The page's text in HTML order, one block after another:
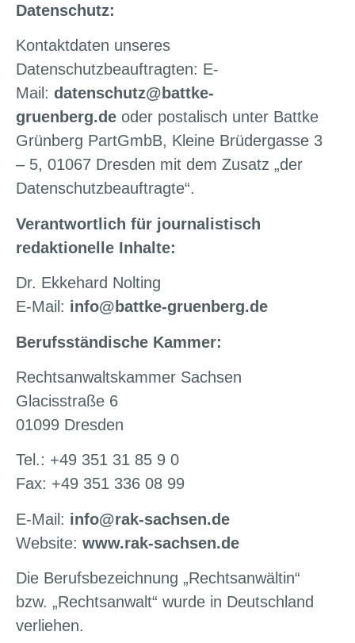
Datenschutz:
Kontaktdaten unseres
Datenschutzbeauftragten: E-
Mail: datenschutz@battke-
gruenberg.de oder postalisch unter Battke
Grünberg PartGmbB, Kleine Brüdergasse 3
– 5, 01067 Dresden mit dem Zusatz „der
Datenschutzbeauftragte“.
Verantwortlich für journalistisch
redaktionelle Inhalte:
Dr. Ekkehard Nolting
E-Mail: info@battke-gruenberg.de
Berufsständische Kammer:
Rechtsanwaltskammer Sachsen
Glacisstraße 6
01099 Dresden
Tel.: +49 351 31 85 9 0
Fax: +49 351 336 08 99
E-Mail: info@rak-sachsen.de
Website: www.rak-sachsen.de
Die Berufsbezeichnung „Rechtsanwältin“
bzw. „Rechtsanwalt“ wurde in Deutschland
verliehen.